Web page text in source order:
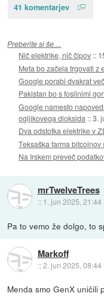
41 komentarjev
Preberite si še…
Nič elektrike, nič čipov ::
Meta bo začela trgovati z
Google porabi dvakrat
Pakistan bo s fosilnimi
Google namesto
ogljikovega dioksida ::3.
Dva odstotka elektrike v
Teksaška farma bitcoinov
Na Irskem preveč
mrTwelveTrees
:: 1. jun 2025, 21:44
Pa to vemo že dolgo, to
Markoff
::2. jun 2025, 08:44
Menda smo GenX uničili